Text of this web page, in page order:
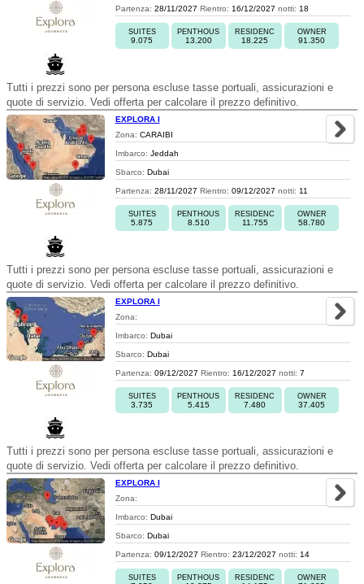
Partenza: 28/11/2027 Rientro: 16/12/2027 notti: 18
SUITES
9.075
PENTHOUS
13.200
RESIDENC
18.225
OWNER
91.350
Tutti i prezzi sono per persona escluse tasse portuali, assicurazioni e
quote di servizio. Vedi offerta per calcolare il prezzo definitivo.
EXPLORA I
Zona: CARAIBI
Imbarco: Jeddah
Sbarco: Dubai
Partenza: 28/11/2027 Rientro: 09/12/2027 notti: 11
SUITES
5.875
PENTHOUS
8.510
RESIDENC
11.755
OWNER
58.780
Tutti i prezzi sono per persona escluse tasse portuali, assicurazioni e
quote di servizio. Vedi offerta per calcolare il prezzo definitivo.
EXPLORA I
Zona:
Imbarco: Dubai
Sbarco: Dubai
Partenza: 09/12/2027 Rientro: 16/12/2027 notti: 7
SUITES
3.735
PENTHOUS
5.415
RESIDENC
7.480
OWNER
37.405
Tutti i prezzi sono per persona escluse tasse portuali, assicurazioni e
quote di servizio. Vedi offerta per calcolare il prezzo definitivo.
EXPLORA I
Zona:
Imbarco: Dubai
Sbarco: Dubai
Partenza: 09/12/2027 Rientro: 23/12/2027 notti: 14
SUITES PENTHOUS RESIDENC OWNER